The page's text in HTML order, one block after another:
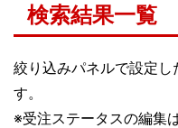
検索結果一覧
絞り込みパネルで設定し
す。
※受注ステータスの編集